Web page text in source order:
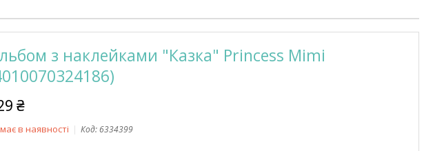
з наклейками "Казка" Princess Mimi
₴
в наявності Код:6334399